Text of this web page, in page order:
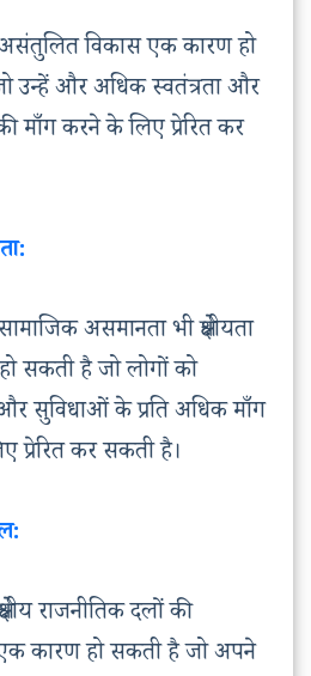
असंतुलित विकास एक कारण हो
उन्हें और अधिक स्वतंत्रता और
माँग करने के लिए प्रेरित कर
असमानता भी क्षेत्रीयता
सकती है जो लोगों को
सुविधाओं के प्रति अधिक माँग
प्रेरित कर सकती है।
राजनीतिक दलों की
कारण हो सकती है जो अपने